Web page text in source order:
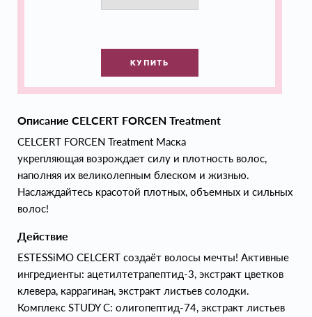
КУПИТЬ
Описание CELCERT FORCEN Treatment
CELCERT FORCEN Treatment Маска
укрепляющая возрождает силу и плотность волос,
наполняя их великолепным блеском и жизнью.
Наслаждайтесь красотой плотных, объемных и сильных
волос!
Действие
ESTESSiMO CELCERT создаёт волосы мечты! Активные
ингредиенты: ацетилтетрапептид-3, экстракт цветков
клевера, каррагинан, экстракт листьев солодки.
Комплекс STUDY C: олигопептид-74, экстракт листьев